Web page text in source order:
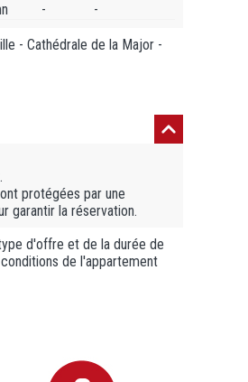
- -
- Cathédrale de la Major -
protégées par une
garantir la réservation.
d'offre et de la durée de
de l'appartement